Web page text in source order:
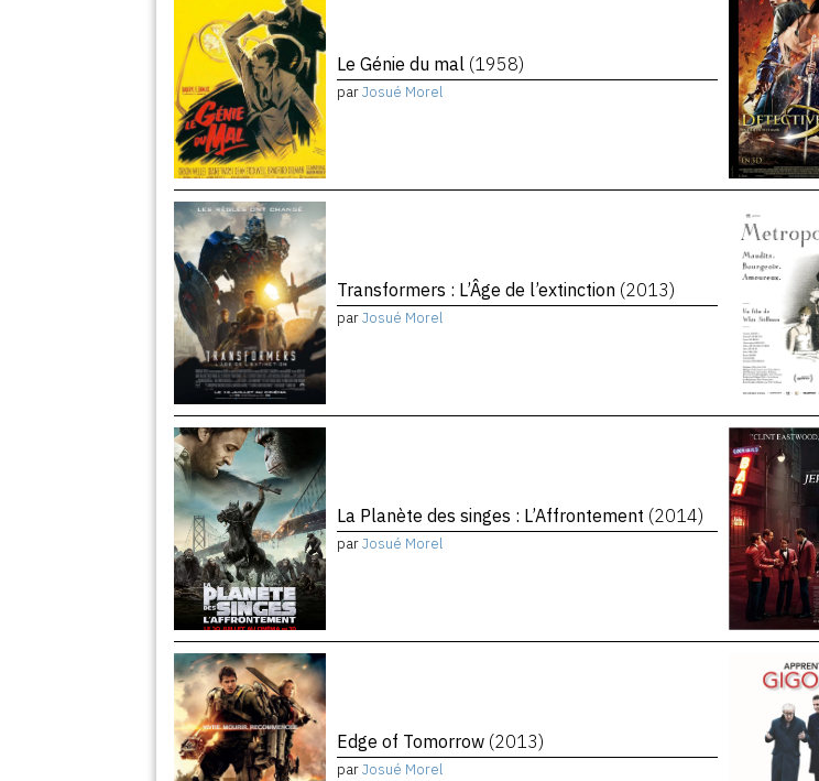
Le Génie du mal (1958)
parJosué Morel
Transformers : L’Âge de l’extinction (2013)
parJosué Morel
La Planète des singes : L’Affrontement (2014)
parJosué Morel
Edge of Tomorrow (2013)
parJosué Morel